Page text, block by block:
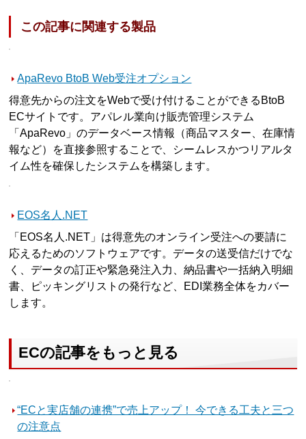
この記事に関連する製品
ApaRevo BtoB Web受注オプション
得意先からの注文をWebで受け付けることができるBtoB
ECサイトです。アパレル業向け販売管理システム
「ApaRevo」のデータベース情報（商品マスター、在庫情
報など）を直接参照することで、シームレスかつリアルタ
イム性を確保したシステムを構築します。
EOS名人.NET
「EOS名人.NET」は得意先のオンライン受注への要請に
応えるためのソフトウェアです。データの送受信だけでな
く、データの訂正や緊急発注入力、納品書や一括納入明細
書、ピッキングリストの発行など、EDI業務全体をカバー
します。
ECの記事をもっと見る
“ECと実店舗の連携”で売上アップ！ 今できる工夫と三つ
の注意点